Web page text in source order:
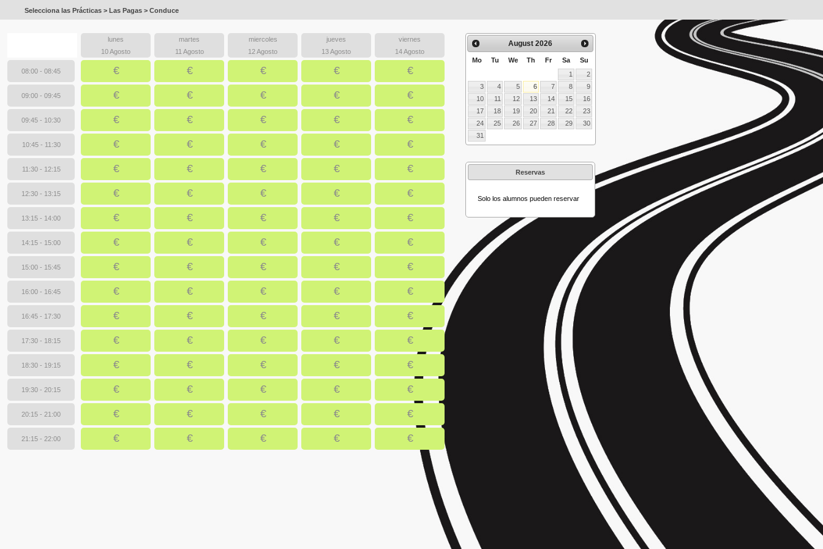
Selecciona las Prácticas > Las Pagas > Conduce
08:00 - 08:45
09:00 - 09:45
09:45 - 10:30
10:45 - 11:30
11:30 - 12:15
12:30 - 13:15
13:15 - 14:00
14:15 - 15:00
15:00 - 15:45
16:00 - 16:45
16:45 - 17:30
17:30 - 18:15
18:30 - 19:15
19:30 - 20:15
20:15 - 21:00
21:15 - 22:00
lunes
10 Agosto
€
€
€
€
€
€
€
€
€
€
€
€
€
€
€
€
martes
11 Agosto
€
€
€
€
€
€
€
€
€
€
€
€
€
€
€
€
miercoles
12 Agosto
€
€
€
€
€
€
€
€
€
€
€
€
€
€
€
€
jueves
13 Agosto
€
€
€
€
€
€
€
€
€
€
€
€
€
€
€
€
viernes
14 Agosto
€
€
€
€
€
€
€
€
€
€
€
€
€
€
€
€
August 2026
Mo Tu We Th Fr Sa
Su
1
2
3
4 5 6 7 8
9
10
11 12 13 14 15
16
17
18 19 20 21 22
23
24
25 26 27 28 29
30
31
Reservas
Solo los alumnos pueden reservar